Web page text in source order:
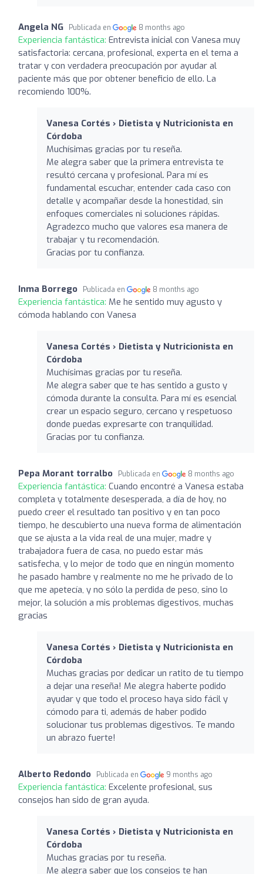
Angela NG Publicada en 8 months ago
Experiencia fantástica: Entrevista inicial con Vanesa muy
satisfactoria: cercana, profesional, experta en el tema a
tratar y con verdadera preocupación por ayudar al
paciente más que por obtener beneficio de ello. La
recomiendo 100%.
Vanesa Cortés › Dietista y Nutricionista en
Córdoba
Muchísimas gracias por tu reseña.
Me alegra saber que la primera entrevista te
resultó cercana y profesional. Para mí es
fundamental escuchar, entender cada caso con
detalle y acompañar desde la honestidad, sin
enfoques comerciales ni soluciones rápidas.
Agradezco mucho que valores esa manera de
trabajar y tu recomendación.
Gracias por tu confianza.
Inma Borrego Publicada en 8 months ago
Experiencia fantástica: Me he sentido muy agusto y
cómoda hablando con Vanesa
Vanesa Cortés › Dietista y Nutricionista en
Córdoba
Muchísimas gracias por tu reseña.
Me alegra saber que te has sentido a gusto y
cómoda durante la consulta. Para mí es esencial
crear un espacio seguro, cercano y respetuoso
donde puedas expresarte con tranquilidad.
Gracias por tu confianza.
Pepa Morant torralbo Publicada en 8 months ago
Experiencia fantástica: Cuando encontré a Vanesa estaba
completa y totalmente desesperada, a día de hoy, no
puedo creer el resultado tan positivo y en tan poco
tiempo, he descubierto una nueva forma de alimentación
que se ajusta a la vida real de una mujer, madre y
trabajadora fuera de casa, no puedo estar más
satisfecha, y lo mejor de todo que en ningún momento
he pasado hambre y realmente no me he privado de lo
que me apetecía, y no sólo la perdida de peso, sino lo
mejor, la solución a mis problemas digestivos, muchas
gracias
Vanesa Cortés › Dietista y Nutricionista en
Córdoba
Muchas gracias por dedicar un ratito de tu tiempo
a dejar una reseña! Me alegra haberte podido
ayudar y que todo el proceso haya sido fácil y
cómodo para ti, además de haber podido
solucionar tus problemas digestivos. Te mando
un abrazo fuerte!
Alberto Redondo Publicada en 9 months ago
Experiencia fantástica: Excelente profesional, sus
consejos han sido de gran ayuda.
Vanesa Cortés › Dietista y Nutricionista en
Córdoba
Muchas gracias por tu reseña.
Me alegra saber que los consejos te han